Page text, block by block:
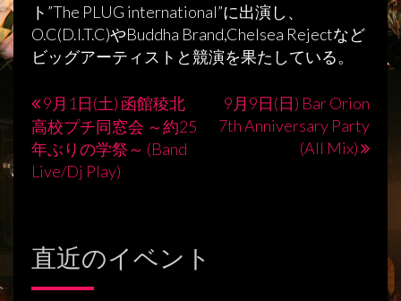
ト”The PLUG international”に出演し、
O.C(D.I.T.C)やBuddha Brand,Chelsea Rejectなど
ビッグアーティストと競演を果たしている。
投
稿
ナ
ゲ
ー
9月1日(土) 函館稜北
高校プチ同窓会 ～約25
年ぶりの学祭～ (Band
Live/Dj Play)
9月9日(日) Bar Orion
7th Anniversary Party
(All Mix)
直近のイベント